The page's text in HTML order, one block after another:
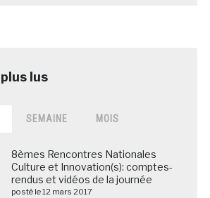
SEMAINE MOIS
8èmes Rencontres Nationales
Culture et Innovation(s): comptes-
rendus et vidéos de la journée
posté le 12 mars 2017